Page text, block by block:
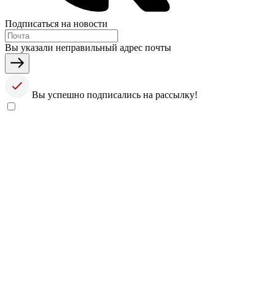
Подписаться на новости
Вы указали неправильный адрес почты
Вы успешно подписались на рассылку!